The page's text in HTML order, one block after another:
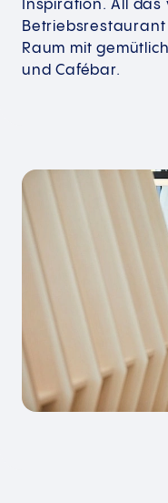
Inspiration. All
Raum mit
und Cafébar.